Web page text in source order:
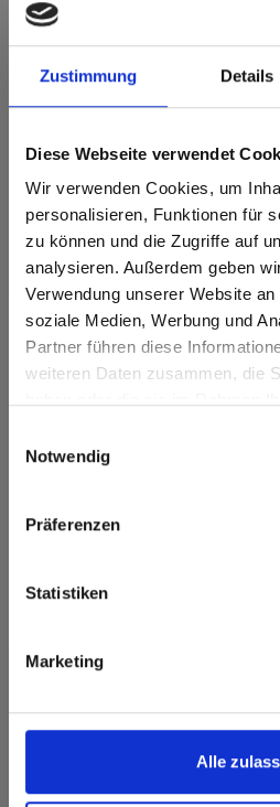
Zustimmung Details
Diese Webseite verwendet
Wir verwenden Cookies, um
personalisieren, Funktionen für
zu können und die Zugriffe auf
analysieren. Außerdem geben
Verwendung unserer Website
soziale Medien, Werbung und
Partner führen diese
weiteren Daten zusammen, die
Notwendig
Präferenzen
Statistiken
Marketing
Alle
sr.modal is not closeable
Are you based in the
Staten?
rest of the world!
Dit decor is richtinggebonden (in de
rekening mee bij optimalisatie en het
Productkenmerken
Dubbel gehard
Zeer weerbestendig
Optimaal lichtecht
Oplosmiddelbestendig
oppervlak